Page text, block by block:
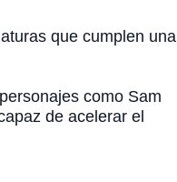
que cumplen una
como Sam
de acelerar el